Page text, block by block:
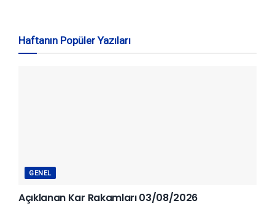
Haftanın Popüler Yazıları
GENEL
Açıklanan Kar Rakamları 03/08/2026